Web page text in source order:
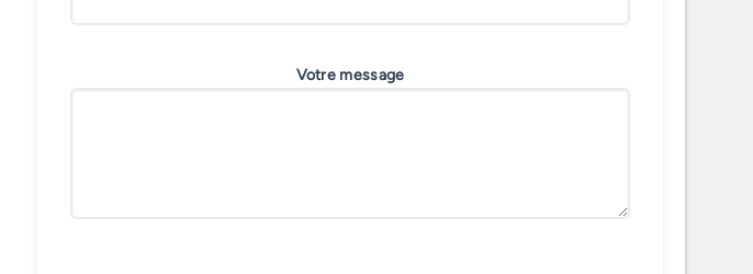
Votre message